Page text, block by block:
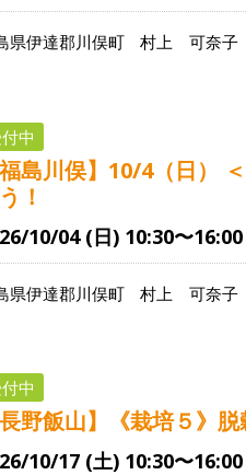
県伊達郡川俣町 村上 可奈子
中
福島川俣】10/4（日）
！
10/04 (日) 10:30〜16:00
県伊達郡川俣町 村上 可奈子
中
長野飯山】《栽培５》脱
10/17 (土) 10:30〜16:00